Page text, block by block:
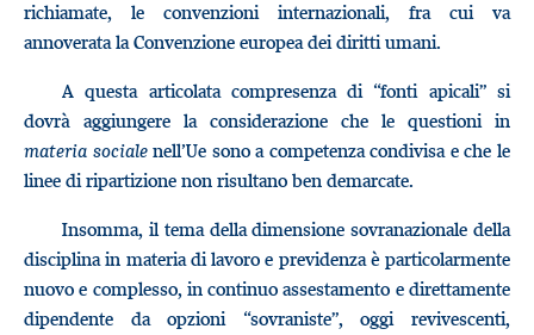
richiamate, le convenzioni internazionali, fra cui va
annoverata la Convenzione europea dei diritti umani.
A questa articolata compresenza di “fonti apicali” si
dovrà aggiungere la considerazione che le questioni in
materia socialenell’Ue sono a competenza condivisa e che le
linee di ripartizione non risultano ben demarcate.
Insomma, il tema della dimensione sovranazionale della
disciplina in materia di lavoro e previdenza è particolarmente
nuovo e complesso, in continuo assestamento e direttamente
dipendente da opzioni “sovraniste”, oggi revivescenti,